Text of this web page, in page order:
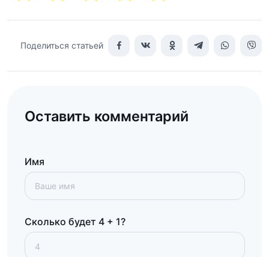
Поделиться статьей
Оставить комментарий
Имя
Сколько будет 4 + 1?